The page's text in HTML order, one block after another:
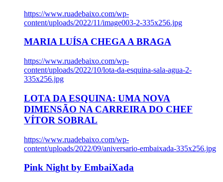
https://www.ruadebaixo.com/wp-
content/uploads/2022/11/image003-2-335x256.jpg
MARIA LUÍSA CHEGA A BRAGA
https://www.ruadebaixo.com/wp-
content/uploads/2022/10/lota-da-esquina-sala-agua-2-
335x256.jpg
LOTA DA ESQUINA: UMA NOVA
DIMENSÃO NA CARREIRA DO CHEF
VÍTOR SOBRAL
https://www.ruadebaixo.com/wp-
content/uploads/2022/09/aniversario-embaixada-335x256.jpg
Pink Night by EmbaiXada